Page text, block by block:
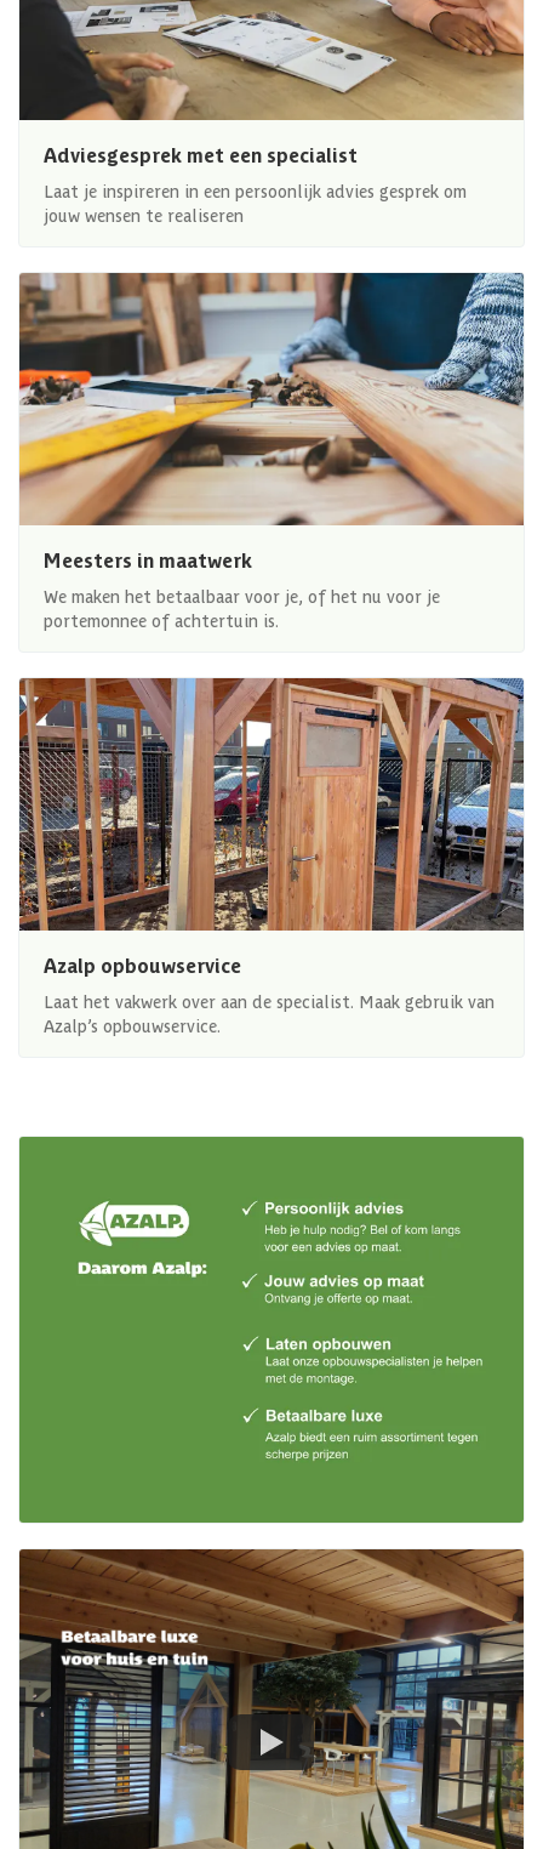
Adviesgesprek met een specialist
Laat je inspireren in een persoonlijk advies gesprek om
jouw wensen te realiseren
Meesters in maatwerk
We maken het betaalbaar voor je, of het nu voor je
portemonnee of achtertuin is.
Azalp opbouwservice
Laat het vakwerk over aan de specialist. Maak gebruik van
Azalp’s opbouwservice.